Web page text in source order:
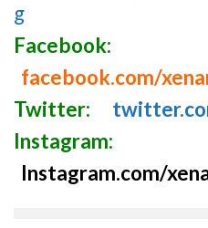
g
Facebook:
facebook.com/
Twitter:
Instagram:
Instagram.com/